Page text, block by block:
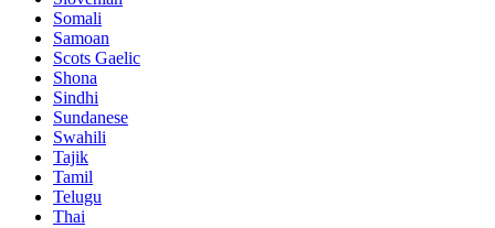
Somali
Samoan
Scots Gaelic
Shona
Sindhi
Sundanese
Swahili
Tajik
Tamil
Telugu
Thai